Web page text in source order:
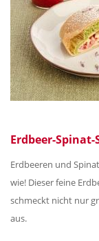
Erdbeer-
Erdbeeren und
wie! Dieser feine
schmeckt nicht nur
aus.